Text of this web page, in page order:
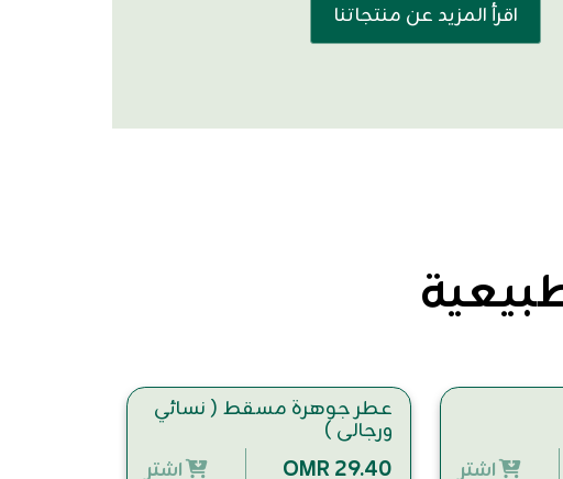
اقرأ المزيد عن منتجاتنا
اشتر
عطر جوهرة مسقط ( نسائي
ورجالي )
OMR 29.40
اشتر